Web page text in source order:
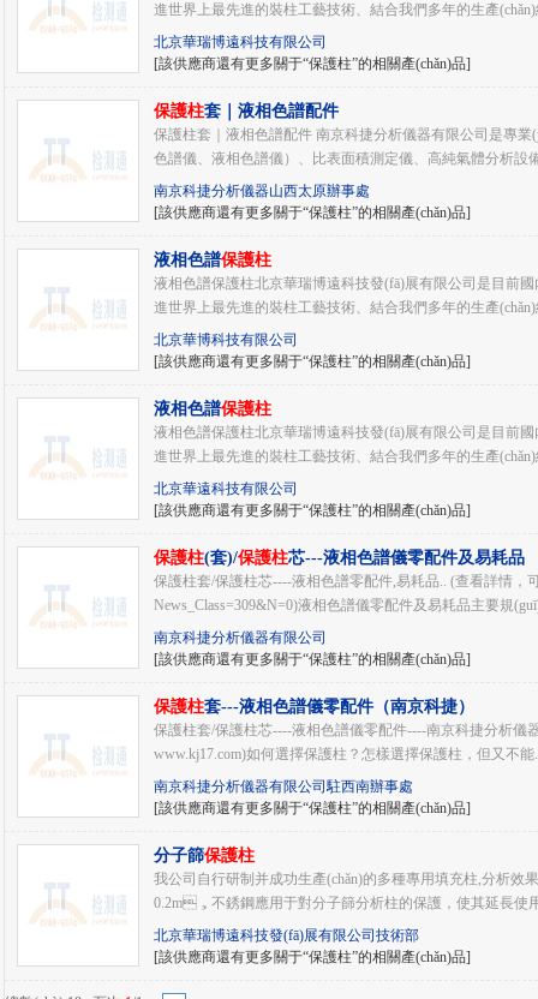
進世界上最先進的裝柱工藝技術、結合我們多年的生產(chǎn)
北京華瑞博遠科技有限公司
[該供應商還有更多關于“保護柱”的相關產(chǎn)品]
保護柱套｜液相色譜配件
保護柱套｜液相色譜配件 南京科捷分析儀器有限公司是專業
色譜儀、液相色譜儀）、比表面積測定儀、高純氣體分析
南京科捷分析儀器山西太原辦事處
[該供應商還有更多關于“保護柱”的相關產(chǎn)品]
液相色譜保護柱
液相色譜保護柱北京華瑞博遠科技發(fā)展有限公司是目前國
進世界上最先進的裝柱工藝技術、結合我們多年的生產
北京華博科技有限公司
[該供應商還有更多關于“保護柱”的相關產(chǎn)品]
液相色譜保護柱
液相色譜保護柱北京華瑞博遠科技發(fā)展有限公司是目前國內
進世界上最先進的裝柱工藝技術、結合我們多年的生產
北京華遠科技有限公司
[該供應商還有更多關于“保護柱”的相關產(chǎn)品]
保護柱(套)/保護柱芯---液相色譜儀零配件及易耗品
保護柱套/保護柱芯----液相色譜零配件,易耗品.. (查看詳情，
News_Class=309&N=0)液相色譜儀零配件及易耗品主要規
南京科捷分析儀器有限公司
[該供應商還有更多關于“保護柱”的相關產(chǎn)品]
保護柱套---液相色譜儀零配件（南京科捷）
保護柱套/保護柱芯----液相色譜儀零配件----南京科捷分析儀器
www.kj17.com)如何選擇保護柱？怎樣選擇保護柱，但又不能
南京科捷分析儀器有限公司駐西南辦事處
[該供應商還有更多關于“保護柱”的相關產(chǎn)品]
分子篩保護柱
我公司自行研制并成功生產(chǎn)的多種專用填充柱,分析效
0.2m，不銹鋼應用于對分子篩分析柱的保護，使其延長使用
北京華瑞博遠科技發(fā)展有限公司技術部
[該供應商還有更多關于“保護柱”的相關產(chǎn)品]